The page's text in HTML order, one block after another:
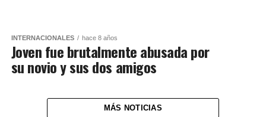
INTERNACIONALES hace 8 años
Joven fue brutalmente abusada por
su novio y sus dos amigos
MÁS NOTICIAS